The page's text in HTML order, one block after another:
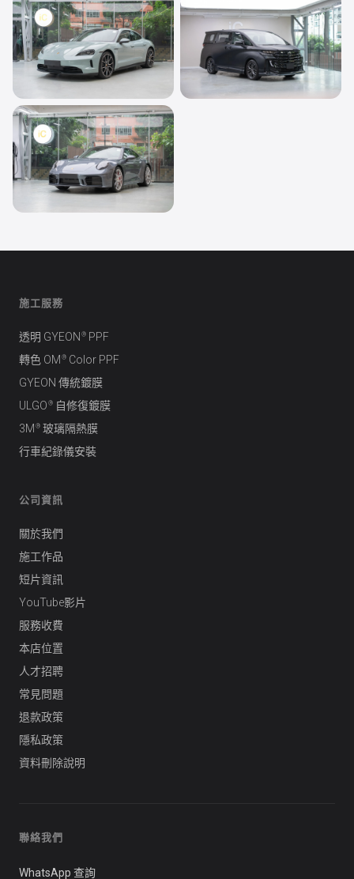
透明 PPF
Porsche Taycan
Porsche 911
施工服務
透明 GYEON ® PPF
轉色 OM ® Color PPF
GYEON 傳統鍍膜
ULGO ® 自修復鍍膜
3M ® 玻璃隔熱膜
行車紀錄儀安裝
公司資訊
關於我們
施工作品
短片資訊
YouTube影片
服務收費
本店位置
人才招聘
常見問題
退款政策
隱私政策
資料刪除說明
聯絡我們
WhatsApp 查詢